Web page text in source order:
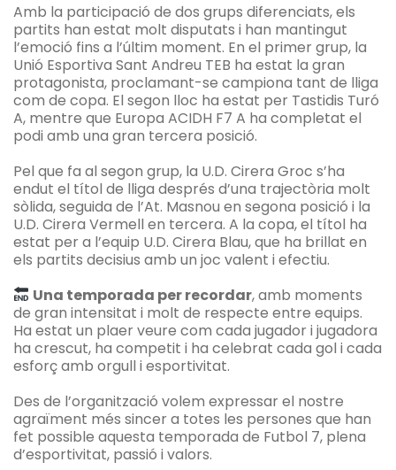
Amb la participació de dos grups diferenciats, els
partits han estat molt disputats i han mantingut
l’emoció fins a l’últim moment. En el primer grup, la
Unió Esportiva Sant Andreu TEB ha estat la gran
protagonista, proclamant-se campiona tant de lliga
com de copa. El segon lloc ha estat per Tastidis Turó
A, mentre que Europa ACIDH F7 A ha completat el
podi amb una gran tercera posició.
Pel que fa al segon grup, la U.D. Cirera Groc s’ha
endut el títol de lliga després d’una trajectòria molt
sòlida, seguida de l’At. Masnou en segona posició i la
U.D. Cirera Vermell en tercera. A la copa, el títol ha
estat per a l’equip U.D. Cirera Blau, que ha brillat en
els partits decisius amb un joc valent i efectiu.
Una temporada per recordar, amb moments
de gran intensitat i molt de respecte entre equips.
Ha estat un plaer veure com cada jugador i jugadora
ha crescut, ha competit i ha celebrat cada gol i cada
esforç amb orgull i esportivitat.
Des de l’organització volem expressar el nostre
agraïment més sincer a totes les persones que han
fet possible aquesta temporada de Futbol 7, plena
d’esportivitat, passió i valors.